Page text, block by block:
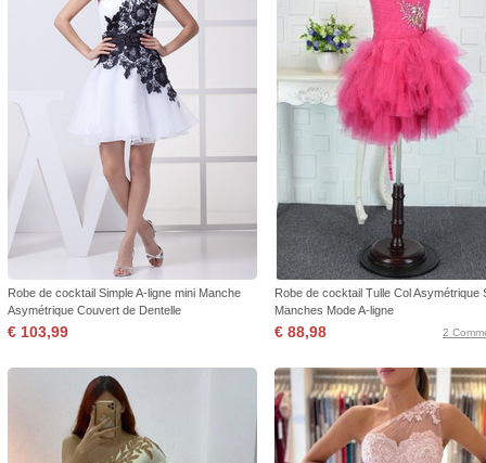
Robe de cocktail Simple A-ligne mini Manche
Asymétrique Couvert de Dentelle
€ 103,99
Robe de cocktail Tulle Col Asymétrique
Manches Mode A-ligne
€ 88,98 2